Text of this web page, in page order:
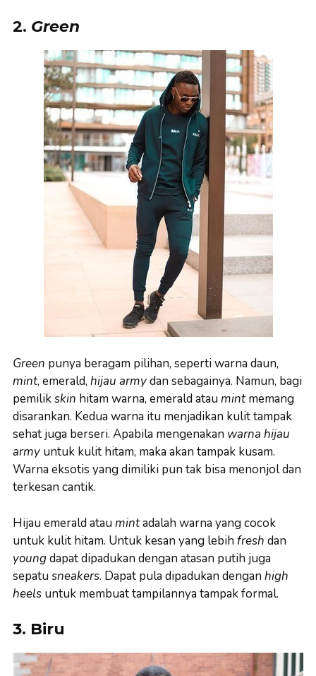
2. Green
Green punya beragam pilihan, seperti warna daun,
mint, emerald, hijau armydan sebagainya. Namun, bagi
pemilikskin hitam warna, emerald atau mintmemang
disarankan. Kedua warna itu menjadikan kulit tampak
sehat juga berseri. Apabila mengenakan warna hijau
army untuk kulit hitam, maka akan tampak kusam.
Warna eksotis yang dimiliki pun tak bisa menonjol dan
terkesan cantik.
Hijau emerald atau mintadalah warna yang cocok
untuk kulit hitam. Untuk kesan yang lebih fresh dan
youngdapat dipadukan dengan atasan putih juga
sepatu sneakers. Dapat pula dipadukan dengan high
heels untuk membuat tampilannya tampak formal.
3. Biru